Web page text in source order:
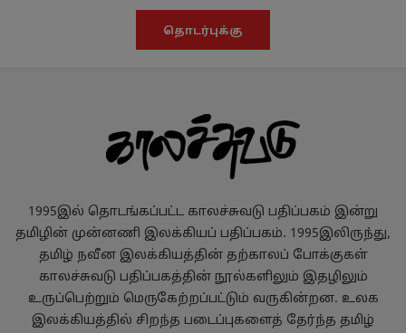
தொடர்புக்கு
1995இல் தொடங்கப்பட்ட காலச்சுவடு பதிப்பகம் இன்று
தமிழின் முன்னணி இலக்கியப் பதிப்பகம். 1995இலிருந்து,
தமிழ் நவீன இலக்கியத்தின் தற்காலப் போக்குகள்
காலச்சுவடு பதிப்பகத்தின் நூல்களிலும் இதழிலும்
உருப்பெற்றும் மெருகேற்றப்பட்டும் வருகின்றன. உலக
இலக்கியத்தில் சிறந்த படைப்புகளைத் தேர்ந்த தமிழ்